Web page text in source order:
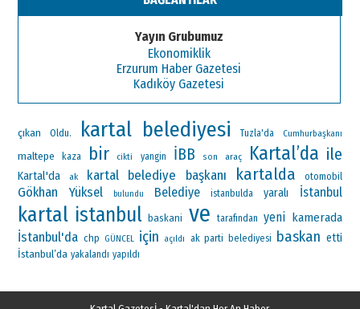
Yayın Grubumuz
Ekonomiklik
Erzurum Haber Gazetesi
Kadıköy Gazetesi
çıkan Oldu. kartal belediyesi Tuzla'da Cumhurbaşkanı
maltepe kaza bir cikti yangin İBB son araç Kartal’da ile
Kartal'da ak kartal belediye başkanı kartalda otomobil
Gökhan Yüksel bulundu Belediye istanbulda yaralı İstanbul
kartal istanbul baskani ve tarafından yeni kamerada
İstanbul'da chp GÜNCEL için açıldı ak parti belediyesi baskan etti
İstanbul’da yakalandı yapıldı